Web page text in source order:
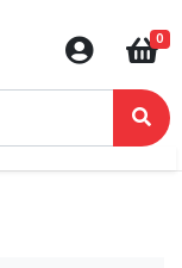
0